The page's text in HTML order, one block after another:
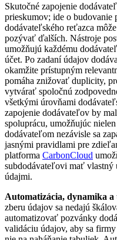
Skutočné zapojenie
prieskumov; ide o budovanie
dodávateľského reťazca
pozývať ďalších. Nástroje
umožňujú každému
účet. Po zadaní údajov
okamžite prístupným
pomáha znižovať duplicity,
vytvárať spoločnú
všetkými úrovňami
zapojenie dodávateľov by
spoluprácu, umožňujúc
dodávateľom nezávisle sa
jasnými pravidlami pre
platforma CarbonCloud
subdodávateľovi mať vlastný
údajmi.
Automatizácia, dynamika
zberu údajov sa nedajú
automatizovať pozvánky
validáciu údajov, aby sa